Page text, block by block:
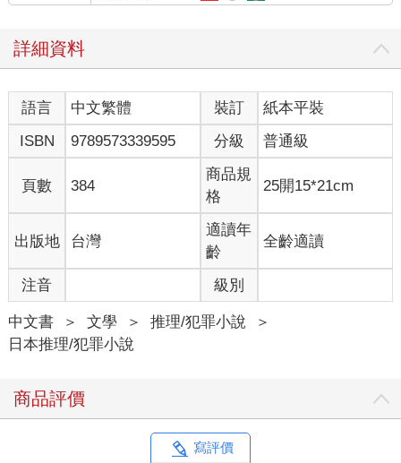
「家庭雪道的積雪昨天一口氣增加了六十公分，所以我打算提前
主任，他的工作內容是維持滑雪場最佳狀態，讓滑雪客能夠暢快
享受滑雪樂趣。
倉田點了點頭後，將視線移向津野身上。津野是索道部主任。
「我打算從今天開始，讓吊椅纜車全面運行，人員方面沒有問題
吧？」
「沒問題，昨天已經讓四名工作人員待命，今天還有四名新的人
手，所有人都是很熟識的老手，所以不會搞不清楚狀況。」
「維修整備也都萬無一失嗎？」
「太好了，那就請巡邏隊去巡邏一下，如果沒有雪崩的危險，就
朝這個方向進行。」
「瞭解了。」辰巳和津野異口同聲回答。
兩個小時後，隨著中央四人座吊椅纜車啟動，新月高原滑雪場內
的吊椅纜車紛紛開始運行。住宿在飯店內的客人紛紛帶著滑雪板
快步走出飯店，想要搶先在完全沒有人滑過的鬆雪上滑行。新月
高原飯店的最大特色，就是飯店旁就是滑雪場。
可以前往好幾條雪道，單板滑雪或是雙板滑雪的滑雪客可以根據
自己的技術和喜好，滑向各種不同的雪道。中途有好幾個吊椅纜
車站，也可以反覆挑戰自己喜愛的雪道。
詳細資料
語言 中文繁體 裝訂
紙本平裝
ISBN
9789573339595 分級 普通級
頁數 384
商品規
格
25開15*21cm
出版地 台灣
適讀年
齡
全齡適讀
注音 級別
中文書 ＞ 文學 ＞ 推理/犯罪小說
＞
日本推理/犯罪小說
商品評價
寫評價